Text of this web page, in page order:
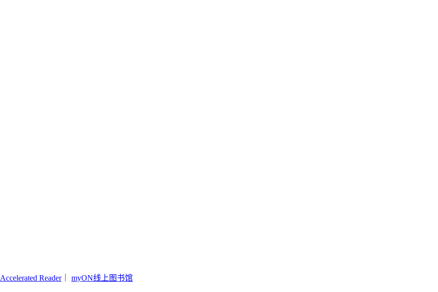
Accelerated Reader｜ myON线上图书馆